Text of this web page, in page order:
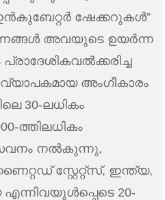
ഷേക്കറുകൾ”
അവയുടെ ഉയർന്ന
അംഗീകാരം
30-ലധികം
ത്തിലധികം
നൽകുന്നു,
സ്റ്റേറ്റ്സ്, ഇന്ത്യ,
20-